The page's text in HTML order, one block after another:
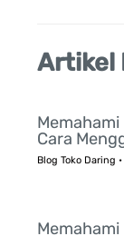
Artikel
Cara
Blog Toko Daring